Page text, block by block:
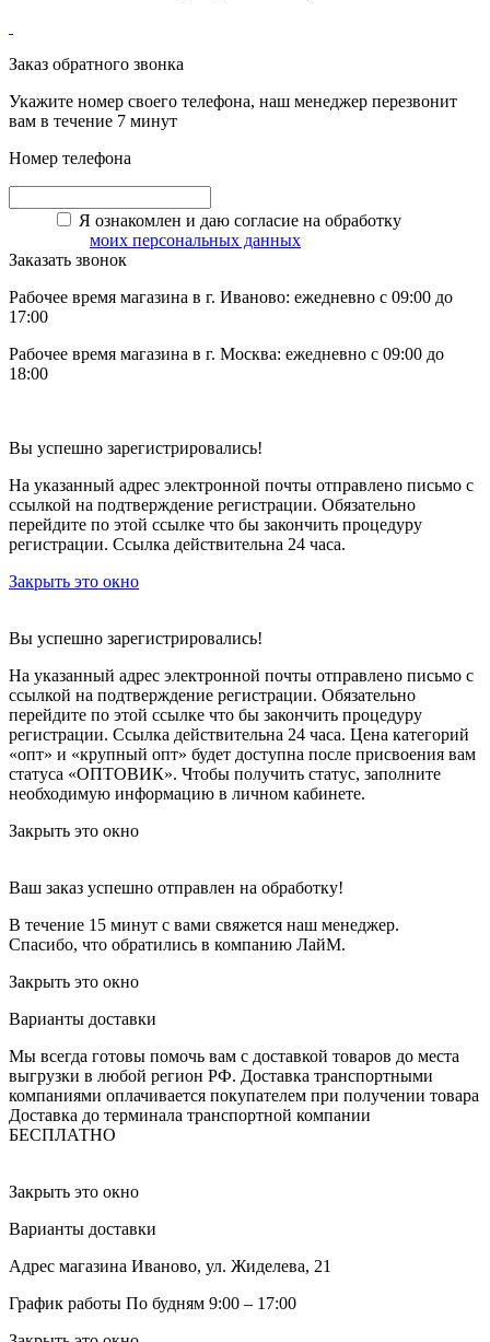
Заказ обратного звонка
Укажите номер своего телефона, наш менеджер перезвонит
вам в течение 7 минут
Номер телефона
Я ознакомлен и даю согласие на обработку
моих персональных данных
Заказать звонок
Рабочее время магазина в г. Иваново: ежедневно с 09:00 до
17:00
Рабочее время магазина в г. Москва: ежедневно с 09:00 до
18:00
Вы успешно зарегистрировались!
На указанный адрес электронной почты отправлено письмо с
ссылкой на подтверждение регистрации. Обязательно
перейдите по этой ссылке что бы закончить процедуру
регистрации. Ссылка действительна 24 часа.
Закрыть это окно
Вы успешно зарегистрировались!
На указанный адрес электронной почты отправлено письмо с
ссылкой на подтверждение регистрации. Обязательно
перейдите по этой ссылке что бы закончить процедуру
регистрации. Ссылка действительна 24 часа. Цена категорий
«опт» и «крупный опт» будет доступна после присвоения вам
статуса «ОПТОВИК». Чтобы получить статус, заполните
необходимую информацию в личном кабинете.
Закрыть это окно
Ваш заказ успешно отправлен на обработку!
В течение 15 минут с вами свяжется наш менеджер.
Спасибо, что обратились в компанию ЛайМ.
Закрыть это окно
Варианты доставки
Мы всегда готовы помочь вам с доставкой товаров до места
выгрузки в любой регион РФ. Доставка транспортными
компаниями оплачивается покупателем при получении товара
Доставка до терминала транспортной компании
БЕСПЛАТНО
Закрыть это окно
Варианты доставки
Адрес магазина Иваново, ул. Жиделева, 21
График работы По будням 9:00 – 17:00